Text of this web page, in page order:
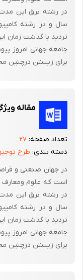
درونی می­توان از او
فعالیت دلخواه دیگری
- در هر حال مهم این
دلخواه و درست (از
گرفتن و بها دادن به
که خود تصمیم
مسئولیت­ها، تصمیم­ها،
دلگرمی­هایی که
شود از این قبیل­اند:
- تصمیم جالبی گرفتی،
- خانه قشنگی ساختی
سال و در رشته
تردید با گذشت زمان
جامعه جهانی امروز
برای زیستن درچنین
مقاله
تعداد صفحه: ۲۷
دسته بندی: طرح
در جهان صنعتی و
است که علوم ومعارف
سال و در رشته
تردید با گذشت زمان
جامعه جهانی امروز
برای زیستن درچنین